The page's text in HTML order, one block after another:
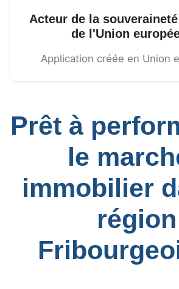
Acteur de la
de l'Union
Application créée en Union
Prêt à
le
immobilier
région